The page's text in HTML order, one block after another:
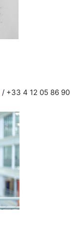
/ +33 4 12 05 86 90